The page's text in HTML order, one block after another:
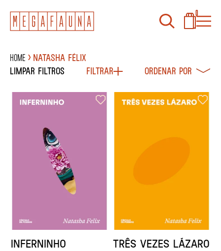
0
Home
NATASHA FÉLIX
Filtrar
Limpar filtros
INFERNINHO
TRÊS VEZES LÁZARO